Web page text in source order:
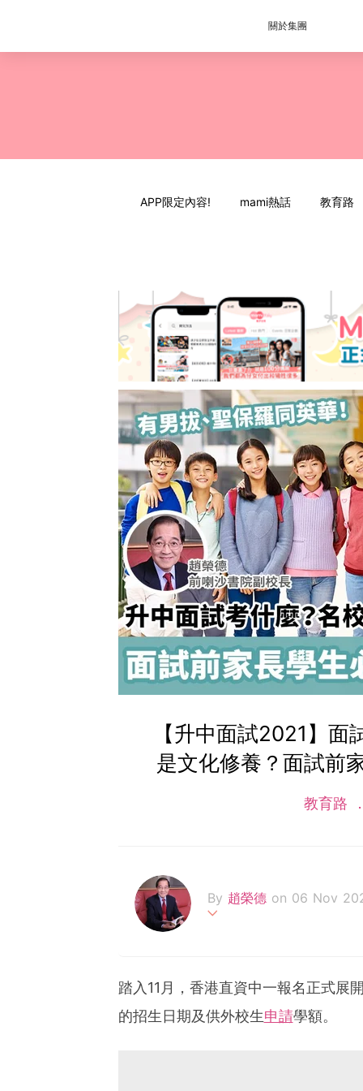
關於集團
APP限定內容! mami熱話 教育路
【升中面試2021】
是文化修養？面試前
教育路
By 趙榮德 on 06 Nov
作有《2020質優免費幼稚
踏入11月，香港直資中一報名正式展
的招生日期及供外校生申請學額。